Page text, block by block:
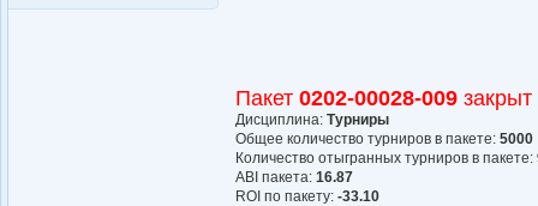
Пакет 0202-00028-009
Дисциплина: Турниры
Общее количество турниров в пакете: 5000
Количество отыгранных турниров в пакете:
АBI пакета: 16.87
ROI по пакету: -33.10